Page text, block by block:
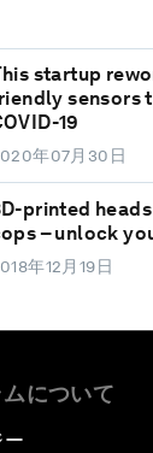
startup
sensors
19
年07月30日
printed
– unlock
年12月19日
について